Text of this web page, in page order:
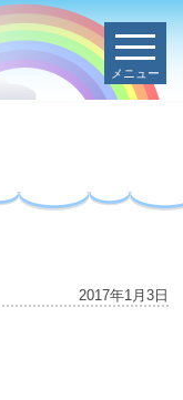
メニュー
2017年1月3日